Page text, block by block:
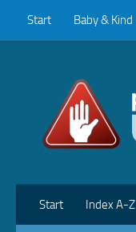
Zum Inhalt springen
Start Baby & Kind
Start Index A-Z